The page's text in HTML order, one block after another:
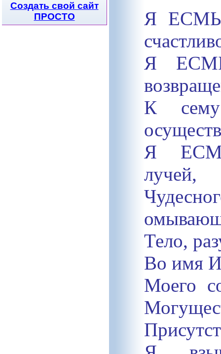
Создать свой сайт
ПРОСТО
Я
Я
К сему
Я ЕСМЬ
лучей,
Тело,
Во имя
Моего